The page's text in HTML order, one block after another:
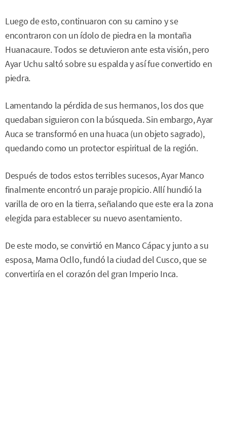
Luego de esto, continuaron con su camino y se
encontraron con un ídolo de piedra en la montaña
Huanacaure. Todos se detuvieron ante esta visión, pero
Ayar Uchu saltó sobre su espalda y así fue convertido en
piedra.
Lamentando la pérdida de sus hermanos, los dos que
quedaban siguieron con la búsqueda. Sin embargo, Ayar
Auca se transformó en una huaca (un objeto sagrado),
quedando como un protector espiritual de la región.
Después de todos estos terribles sucesos, Ayar Manco
finalmente encontró un paraje propicio. Allí hundió la
varilla de oro en la tierra, señalando que este era la zona
elegida para establecer su nuevo asentamiento.
De este modo, se convirtió en Manco Cápac y junto a su
esposa, Mama Ocllo, fundó la ciudad del Cusco, que se
convertiría en el corazón del gran Imperio Inca.